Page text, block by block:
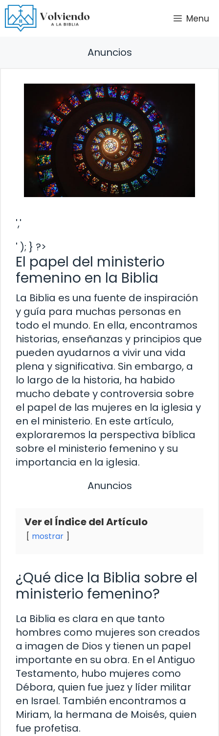
Saltar
al
contenido
Menu
Anuncios
','
' ); } ?>
El papel del ministerio
femenino en la Biblia
La Biblia es una fuente de inspiración
y guía para muchas personas en
todo el mundo. En ella, encontramos
historias, enseñanzas y principios que
pueden ayudarnos a vivir una vida
plena y significativa. Sin embargo, a
lo largo de la historia, ha habido
mucho debate y controversia sobre
el papel de las mujeres en la iglesia y
en el ministerio. En este artículo,
exploraremos la perspectiva bíblica
sobre el ministerio femenino y su
importancia en la iglesia.
Anuncios
Ver el Índice del Artículo
mostrar
¿Qué dice la Biblia sobre el
ministerio femenino?
La Biblia es clara en que tanto
hombres como mujeres son creados
a imagen de Dios y tienen un papel
importante en su obra. En el Antiguo
Testamento, hubo mujeres como
Débora, quien fue juez y líder militar
en Israel. También encontramos a
Miriam, la hermana de Moisés, quien
fue profetisa.